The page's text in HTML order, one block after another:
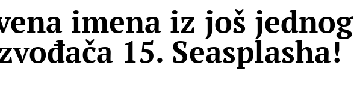
imena iz još jednog
15. Seasplasha!